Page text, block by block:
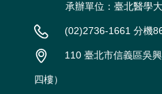
承辦單位：臺北醫學
(02)2736-1661 分機
110 臺北市信義區吳
四樓）